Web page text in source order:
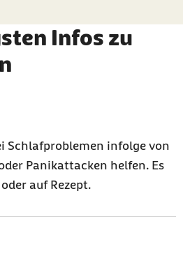
Infos zu
Schlafproblemen infolge von
Panikattacken helfen. Es
auf Rezept.